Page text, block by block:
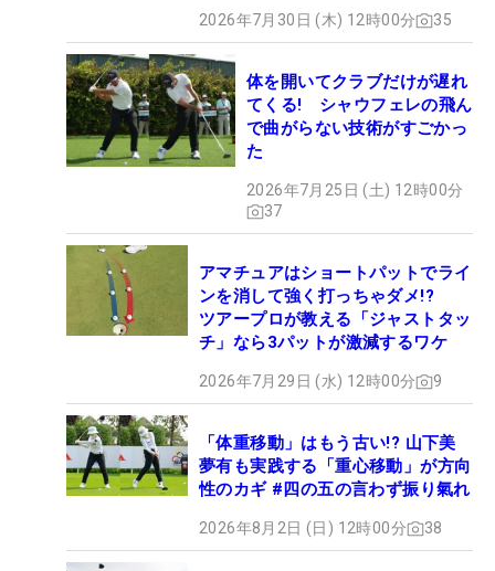
2026年7月30日 (木) 12時00分 35
体を開いてクラブだけが遅れ
てくる! シャウフェレの飛ん
で曲がらない技術がすごかっ
た
2026年7月25日 (土) 12時00分
37
アマチュアはショートパットでライ
ンを消して強く打っちゃダメ!?
ツアープロが教える「ジャストタッ
チ」なら3パットが激減するワケ
2026年7月29日 (水) 12時00分 9
「体重移動」はもう古い!? 山下美
夢有も実践する「重心移動」が方向
性のカギ #四の五の言わず振り氣れ
2026年8月2日 (日) 12時00分 38